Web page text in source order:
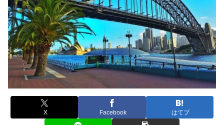
X Facebook はてブ